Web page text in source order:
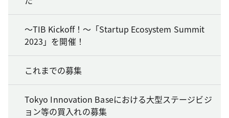
～TIB Kickoff！～「Startup Ecosystem Summit
2023」を開催！
これまでの募集
Tokyo Innovation Baseにおける大型ステージビジ
ョン等の買入れの募集